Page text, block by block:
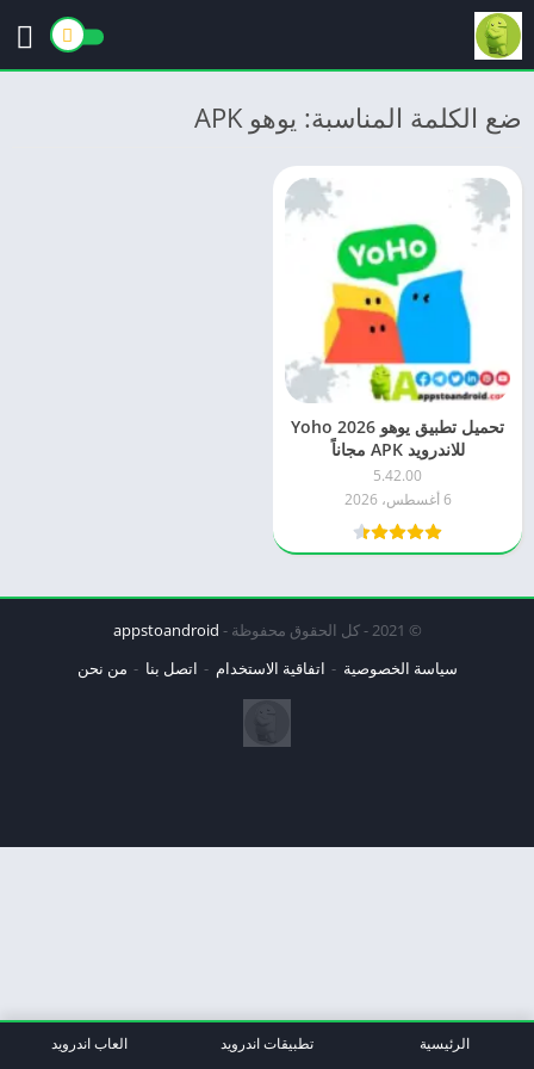
ضع الكلمة المناسبة: يوهو APK
تحميل تطبيق يوهو 2026 Yoho
للاندرويد APK مجاناً
5.42.00
6 أغسطس، 2026
© 2021 - كل الحقوق محفوظة -
appstoandroid
سياسة الخصوصية
اتفاقية الاستخدام اتصل بنا من نحن
الرئيسية تطبيقات اندرويد العاب اندرويد